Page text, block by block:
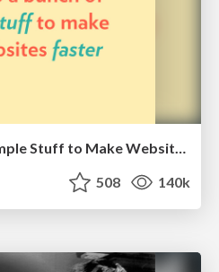
Let's Do A Bunch of Simple Stuff to Make Websites Faster
508 140k